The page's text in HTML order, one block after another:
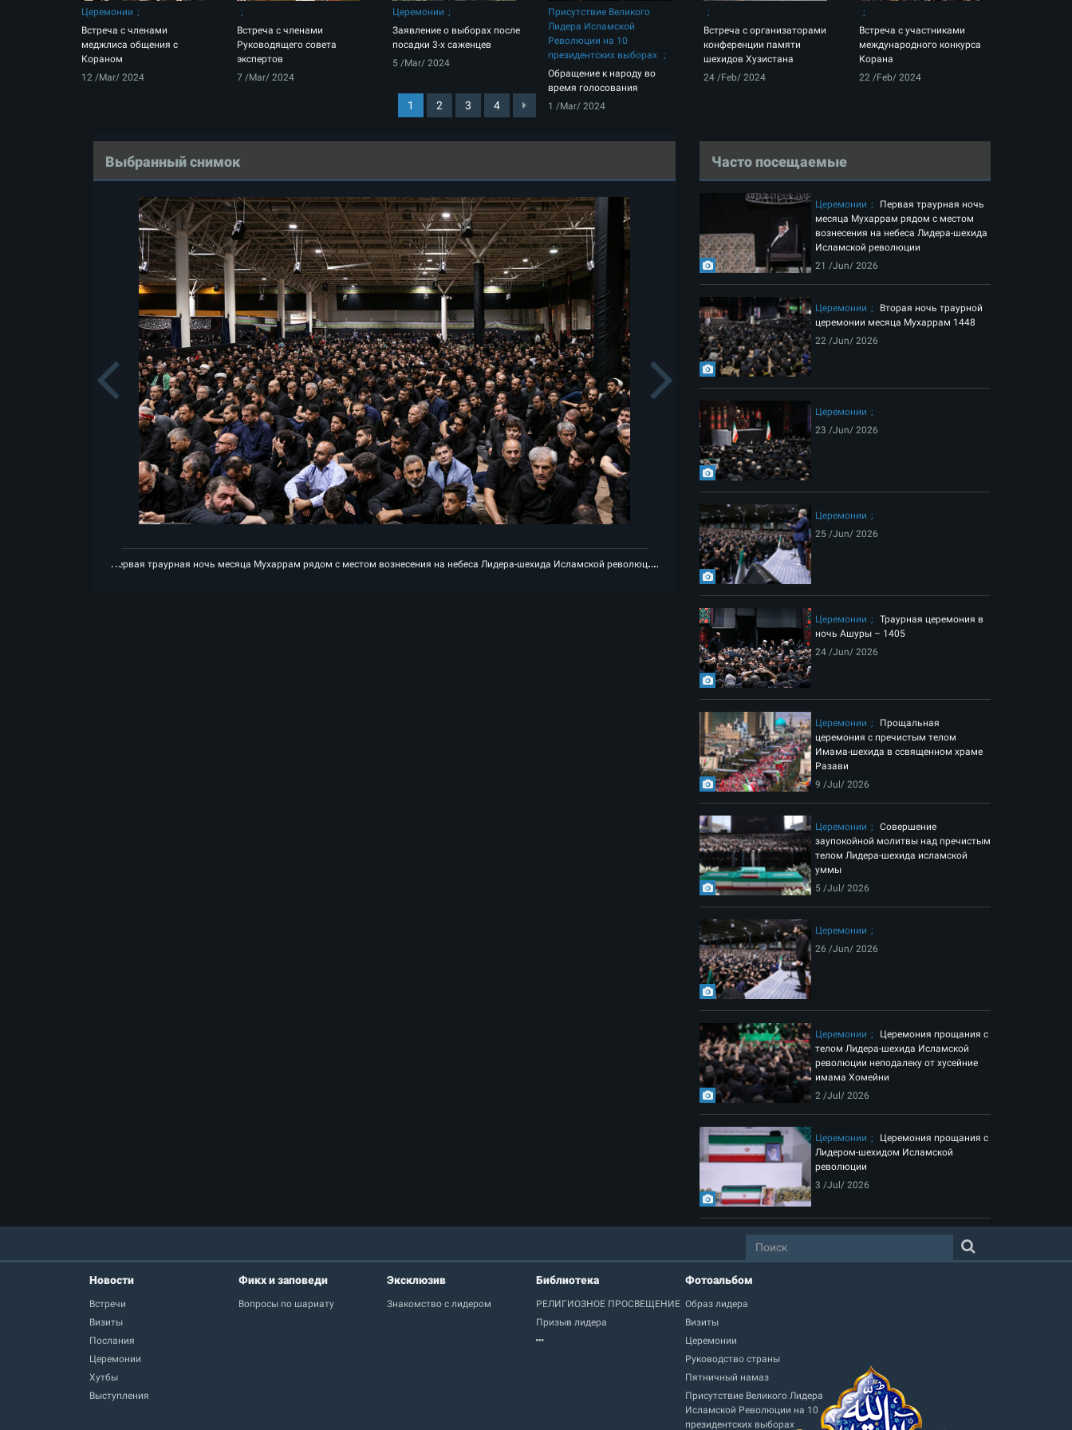
Церемонии
Встреча с членами
меджлиса общения с
Кораном
12 /Mar/ 2024
Встреча с членами
Руководящего совета
экспертов
7 /Mar/ 2024
Церемонии
Заявление о выборах после
посадки 3-х саженцев
5 /Mar/ 2024
Присутствие Великого
Лидера Исламской
Революции на 10
президентских выборах
Обращение к народу во
время голосования
1 /Mar/ 2024
Встреча с организаторами
конференции памяти
шехидов Хузистана
24 /Feb/ 2024
Встреча с участниками
международного конкурса
Корана
22 /Feb/ 2024
1 2 3 4
Выбранный снимок
вознесения на небеса Лидера-шехида Исламской революции Первая траурная ночь месяца Мухаррам рядом с местом вознесения на небеса Лидера-шехида Исламской революции
Previous Next
Часто посещаемые
Церемонии
Первая траурная ночь
месяца Мухаррам рядом с местом
вознесения на небеса Лидера-шехида
Исламской революции
21 /Jun/ 2026
Церемонии
Вторая ночь траурной
церемонии месяца Мухаррам 1448
22 /Jun/ 2026
Церемонии
23 /Jun/ 2026
Церемонии
25 /Jun/ 2026
Церемонии
Траурная церемония в
ночь Ашуры – 1405
24 /Jun/ 2026
Церемонии
Прощальная
церемония с пречистым телом
Имама-шехида в ссвященном храме
Разави
9 /Jul/ 2026
Церемонии
Совершение
заупокойной молитвы над пречистым
телом Лидера-шехида исламской
уммы
5 /Jul/ 2026
Церемонии
26 /Jun/ 2026
Церемонии
Церемония прощания с
телом Лидера-шехида Исламской
революции неподалеку от хусейние
имама Хомейни
2 /Jul/ 2026
Церемонии
Церемония прощания с
Лидером-шехидом Исламской
революции
3 /Jul/ 2026
Новости
Встречи
Визиты
Послания
Церемонии
Хутбы
Выступления
Фикх и заповеди
Вопросы по шариату
Эксклюзив
Знакомство с лидером
Библиотека
РЕЛИГИОЗНОЕ ПРОСВЕЩЕНИЕ
Призыв лидера
Фотоальбом
Образ лидера
Визиты
Церемонии
Руководство страны
Пятничный намаз
Присутствие Великого Лидера
Исламской Революции на 10
президентских выборах